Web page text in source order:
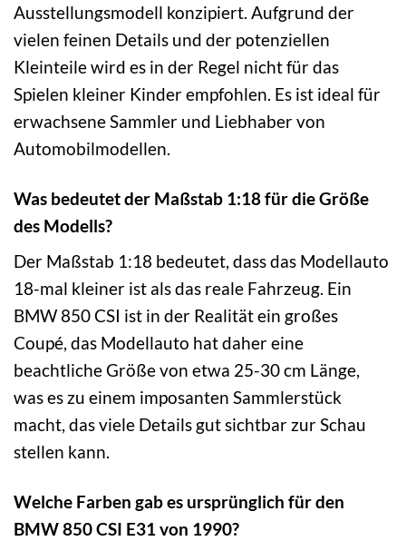
Ausstellungsmodell konzipiert. Aufgrund der
vielen feinen Details und der potenziellen
Kleinteile wird es in der Regel nicht für das
Spielen kleiner Kinder empfohlen. Es ist ideal für
erwachsene Sammler und Liebhaber von
Automobilmodellen.
Was bedeutet der Maßstab 1:18 für die Größe
des Modells?
Der Maßstab 1:18 bedeutet, dass das Modellauto
18-mal kleiner ist als das reale Fahrzeug. Ein
BMW 850 CSI ist in der Realität ein großes
Coupé, das Modellauto hat daher eine
beachtliche Größe von etwa 25-30 cm Länge,
was es zu einem imposanten Sammlerstück
macht, das viele Details gut sichtbar zur Schau
stellen kann.
Welche Farben gab es ursprünglich für den
BMW 850 CSI E31 von 1990?